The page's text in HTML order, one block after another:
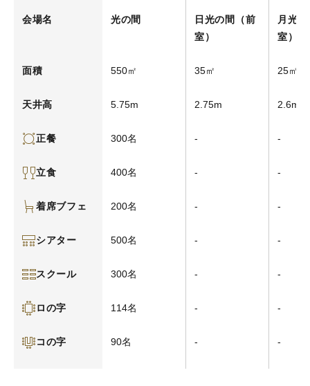
会場名 光の間
日光の間（前
室）
月光
室）
面積 550㎡ 35㎡ 25㎡
天井高 5.75m 2.75m 2.6m
正餐 300名 - -
立食 400名 - -
着席ブフェ 200名 - -
シアター 500名 - -
スクール 300名 - -
ロの字 114名 - -
コの字 90名 - -